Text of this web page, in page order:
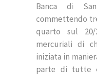
Banca di
commettendo
quarto sul
mercuriali di
iniziata in
parte di tutte